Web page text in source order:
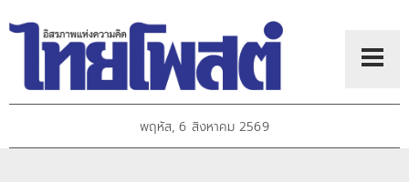
พฤหัส, 6 สิงหาคม 2569